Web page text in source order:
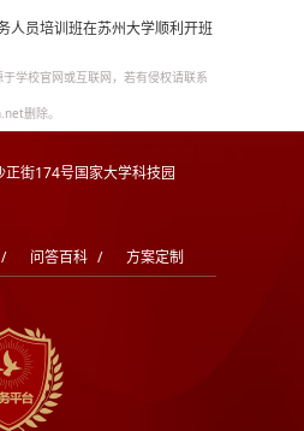
人员培训班在苏州大学顺利开班
学校官网或互联网，若有侵权请联系
删除。
正街174号国家大学科技园
/ 问答百科 / 方案定制